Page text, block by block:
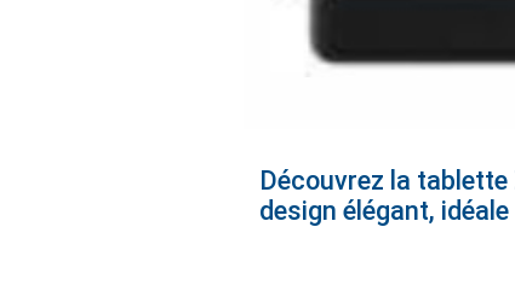
Découvrez la
design élégant,